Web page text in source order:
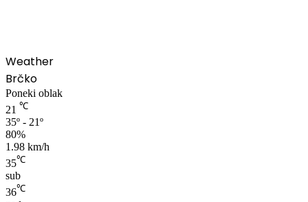
Weather
Brčko
Poneki oblak
21 ℃
35º - 21º
80%
1.98 km/h
35℃
sub
36℃